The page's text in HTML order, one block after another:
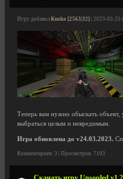
Игру добавил Kusko [2563|32] | 2023-03-25
Теперь вам нужно обыскать
выбраться целым и невредимым.
Игра обновлена до v24.03.2023.
Комментариев: 3 | Просмотров: 7103